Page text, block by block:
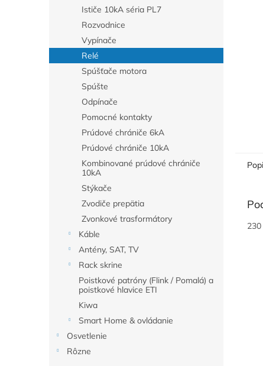
Ističe 10kA séria PL7
Rozvodnice
Vypínače
Relé
Spúšťače motora
Spúšte
Odpínače
Pomocné kontakty
Prúdové chrániče 6kA
Prúdové chrániče 10kA
Kombinované prúdové chrániče
10kA
Stýkače
Zvodiče prepätia
Zvonkové trasformátory
Káble
Antény, SAT, TV
Rack skrine
Poistkové patróny (Flink / Pomalá) a
poistkové hlavice ETI
Kiwa
Smart Home & ovládanie
Osvetlenie
Rôzne